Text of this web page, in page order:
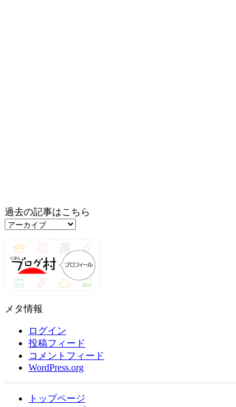
過去の記事はこちら
過
の
記
事
は
ち
メタ情報
ログイン
投稿フィード
コメントフィード
WordPress.org
トップページ